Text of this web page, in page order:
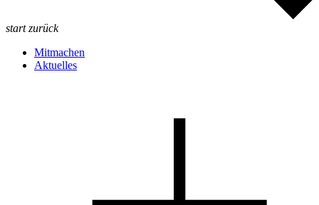
start zurück
Mitmachen
Aktuelles